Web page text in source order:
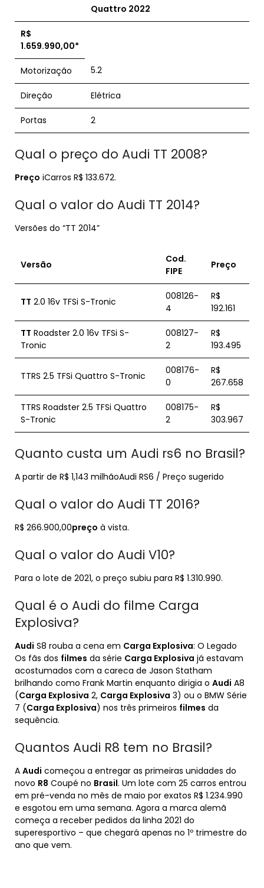
Quattro 2022
R$
1.659.990,00*
Motorização 5.2
Direção Elétrica
Portas 2
Qual o preço do Audi TT 2008?
Preço iCarros R$ 133.672.
Qual o valor do Audi TT 2014?
Versões do “TT 2014”
Versão
Cod.
FIPE
Preço
TT 2.0 16v TFSi S-Tronic
008126-
4
R$
192.161
TT Roadster 2.0 16v TFSi S-
Tronic
008127-
2
R$
193.495
TTRS 2.5 TFSi Quattro S-Tronic
008176-
0
R$
267.658
TTRS Roadster 2.5 TFSi Quattro
S-Tronic
008175-
2
R$
303.967
Quanto custa um Audi rs6 no Brasil?
A partir de R$ 1,143 milhãoAudi RS6 / Preço sugerido
Qual o valor do Audi TT 2016?
R$ 266.900,00preço à vista.
Qual o valor do Audi V10?
Para o lote de 2021, o preço subiu para R$ 1.310.990.
Qual é o Audi do filme Carga
Explosiva?
Audi S8 rouba a cena em Carga Explosiva: O Legado
Os fãs dos filmes da série Carga Explosiva já estavam
acostumados com a careca de Jason Statham
brilhando como Frank Martin enquanto dirigia o Audi A8
(Carga Explosiva 2, Carga Explosiva 3) ou o BMW Série
7 (Carga Explosiva) nos três primeiros filmes da
sequência.
Quantos Audi R8 tem no Brasil?
A Audi começou a entregar as primeiras unidades do
novo R8 Coupé no Brasil. Um lote com 25 carros entrou
em pré-venda no mês de maio por exatos R$ 1.234.990
e esgotou em uma semana. Agora a marca alemã
começa a receber pedidos da linha 2021 do
superesportivo – que chegará apenas no 1º trimestre do
ano que vem.